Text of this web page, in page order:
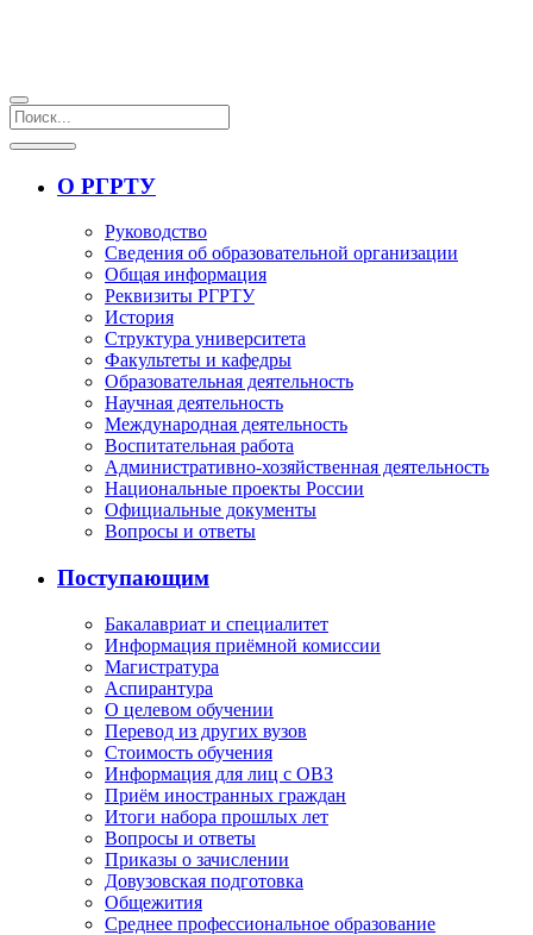
О РГРТУ
Руководство
Сведения об образовательной организации
Общая информация
Реквизиты РГРТУ
История
Структура университета
Факультеты и кафедры
Образовательная деятельность
Научная деятельность
Международная деятельность
Воспитательная работа
Административно-хозяйственная деятельность
Национальные проекты России
Официальные документы
Вопросы и ответы
Поступающим
Бакалавриат и специалитет
Информация приёмной комиссии
Магистратура
Аспирантура
О целевом обучении
Перевод из других вузов
Стоимость обучения
Информация для лиц с ОВЗ
Приём иностранных граждан
Итоги набора прошлых лет
Вопросы и ответы
Приказы о зачислении
Довузовская подготовка
Общежития
Среднее профессиональное образование